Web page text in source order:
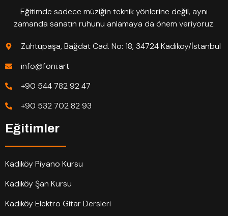
Eğitimde sadece müziğin teknik yönlerine değil, aynı
zamanda sanatın ruhunu anlamaya da önem veriyoruz.
Zühtüpaşa, Bağdat Cad. No: 18, 34724 Kadıköy/İstanbul
info@foni.art
+90 544 782 92 47
+90 532 702 82 93
Eğitimler
Kadıköy Piyano Kursu
Kadıköy Şan Kursu
Kadıköy Elektro Gitar Dersleri